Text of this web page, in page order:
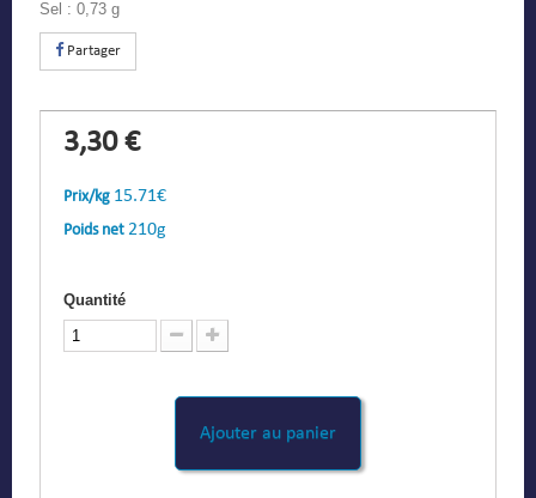
Sel : 0,73 g
Partager
3,30 €
Prix/kg 15.71€
Poids net 210g
Quantité
Ajouter au panier